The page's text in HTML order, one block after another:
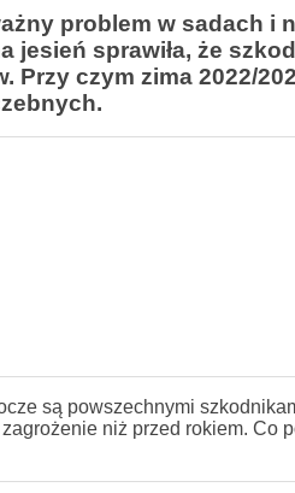
problem w sadach i
jesień sprawiła, że
czym zima 2022/
są powszechnymi
niż przed rokiem. Co